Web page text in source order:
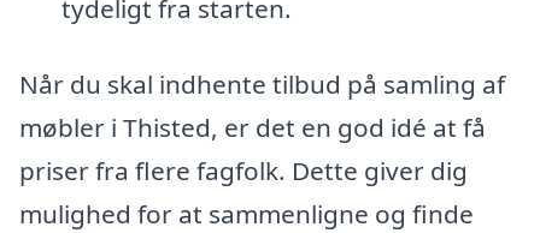
tydeligt fra starten.
Når du skal indhente tilbud på samling af
møbler i Thisted, er det en god idé at få
priser fra flere fagfolk. Dette giver dig
mulighed for at sammenligne og finde